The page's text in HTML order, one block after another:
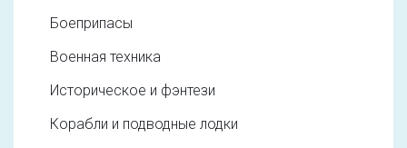
Боеприпасы
Военная техника
Историческое и фэнтези
Корабли и подводные лодки